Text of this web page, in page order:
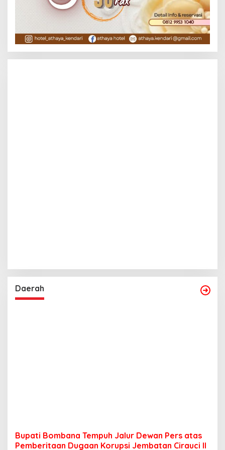
Daerah
Bupati Bombana Tempuh Jalur Dewan Pers atas
Pemberitaan Dugaan Korupsi Jembatan Cirauci II